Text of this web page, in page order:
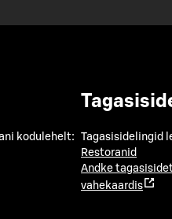
kodulehelt:
Tagasisidelingid
Restoranid
Andke
vahekaardis